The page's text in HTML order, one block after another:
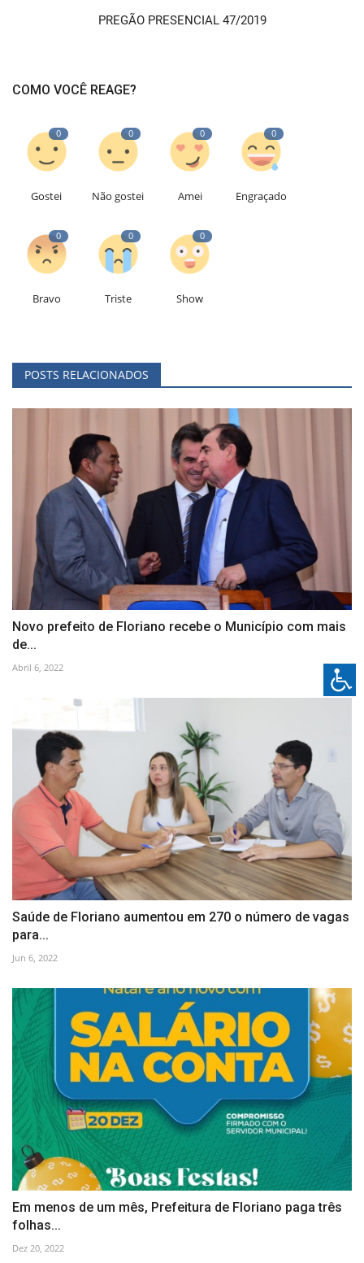
PREGÃO PRESENCIAL 47/2019
COMO VOCÊ REAGE?
0
Gostei
0
Não gostei
0
Amei
0
Engraçado
0
Bravo
0
Triste
0
Show
POSTS RELACIONADOS
Novo prefeito de Floriano recebe o Município com mais
de...
Abril 6, 2022
Saúde de Floriano aumentou em 270 o número de vagas
para...
Jun 6, 2022
Em menos de um mês, Prefeitura de Floriano paga três
folhas...
Dez 20, 2022